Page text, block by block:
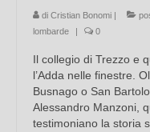
di Cristian Bonomi |
lombarde
| 0
Il collegio di Trezzo e
l’Adda nelle finestre.
Busnago o San
Alessandro Manzoni,
testimoniano la storia